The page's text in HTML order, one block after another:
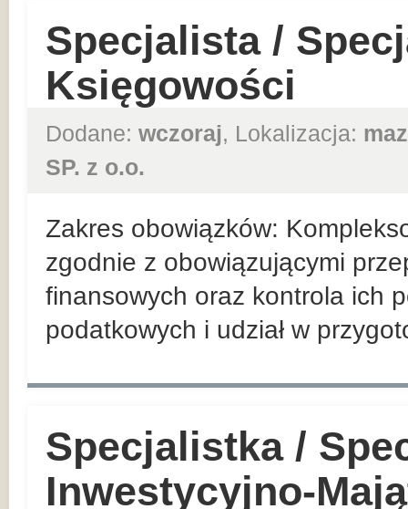
Specjalista /
Księgowości
Dodane: wczoraj, Lokalizacja:
SP. z o.o.
Zakres obowiązków:
zgodnie z obowiązującymi
finansowych oraz kontrola ich
podatkowych i udział w
Specjalistka /
Inwestycyjno-